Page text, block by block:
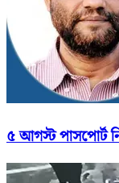
৫ আগস্ট পাসপোর্ট